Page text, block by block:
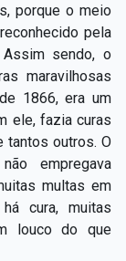
porque o meio
pela
sendo, o
maravilhosas
1866, era um
ele, fazia curas
tantos outros. O
empregava
multas em
cura, muitas
louco do que